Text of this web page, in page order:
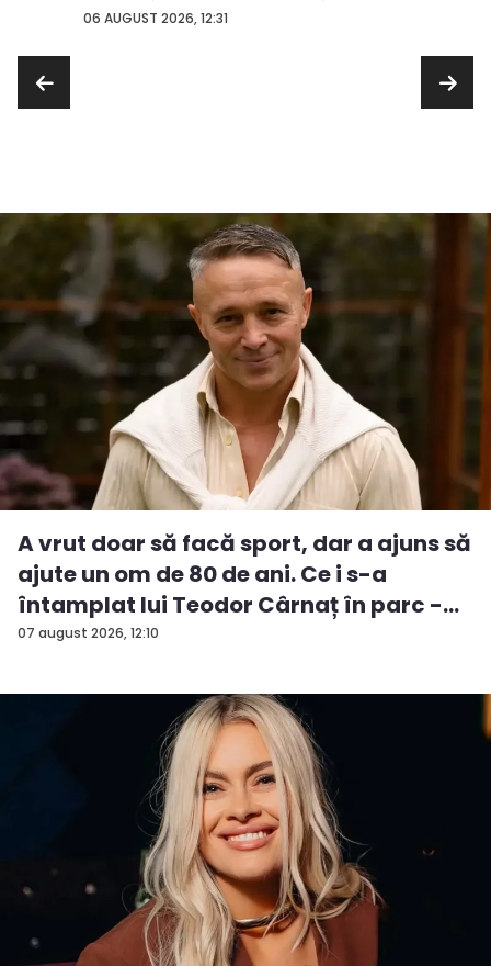
06 AUGUST 2026, 12:31
...
07 august 2026, 12:10
A vrut doar să facă sport, dar a ajuns să
ajute un om de 80 de ani. Ce i s-a
întamplat lui Teodor Cârnaț în parc -
V...